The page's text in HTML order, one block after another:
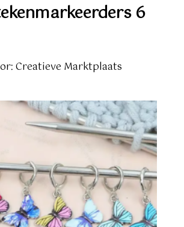
6
Creatieve Marktplaats